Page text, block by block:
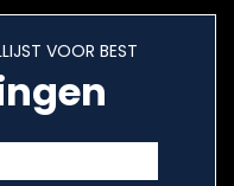
VOOR BEST